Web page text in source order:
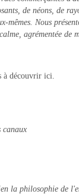
de néons, de
mêmes. Nous
agrémentée de
à découvrir ici.
canaux
la philosophie de